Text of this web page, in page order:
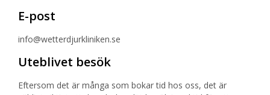
E-post
info@wetterdjurkliniken.se
Uteblivet besök
Eftersom det är många som bokar tid hos oss, det är